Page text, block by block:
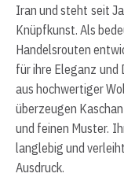
Iran und steht seit
Knüpfkunst. Als
Handelsrouten
für ihre Eleganz
aus hochwertiger
überzeugen
und feinen Muster.
langlebig und
Ausdruck.